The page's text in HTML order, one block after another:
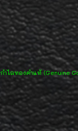
กำไลทองคำแท้ (Genuine